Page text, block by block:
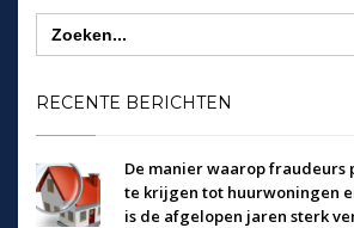
Zoek
naar:
RECENTE BERICHTEN
De manier waarop
te krijgen tot huurwoningen
is de afgelopen jaren sterk